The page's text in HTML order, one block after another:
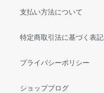
支払い方法について
特定商取引法に基づく表記
プライバシーポリシー
ショップブログ